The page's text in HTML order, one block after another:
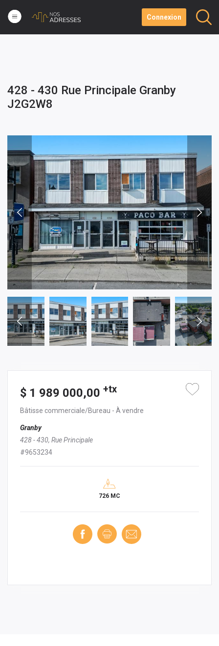
Connexion
428 - 430 Rue Principale Granby
J2G2W8
$ 1 989 000,00 +tx
Bâtisse commerciale/Bureau - À vendre
Granby
428 - 430, Rue Principale
#9653234
726 MC